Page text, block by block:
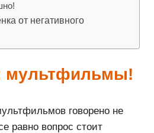
от негативного
мультфильмы!
говорено не
равно вопрос стоит